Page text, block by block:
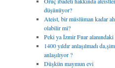
düşünüyor?
Ateist, bir müslüman kadar
olabilir mi?
Peki ya İzmir Fuar alanındaki
1400 yıldır anlaşılmadı
anlaşılıyor ?
Düşkün maymun evi